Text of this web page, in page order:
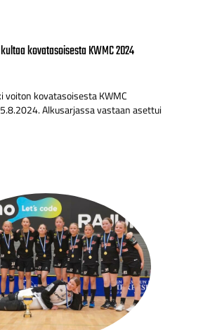
kovatasoisesta KWMC 2024
voiton kovatasoisesta KWMC
Alkusarjassa vastaan asettui